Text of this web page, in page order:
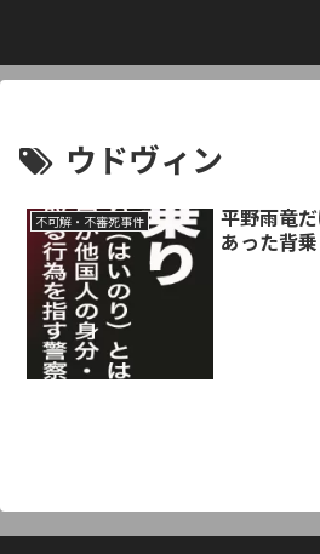
ウドヴィン
不可解・不審死事件
平野雨竜
あった背